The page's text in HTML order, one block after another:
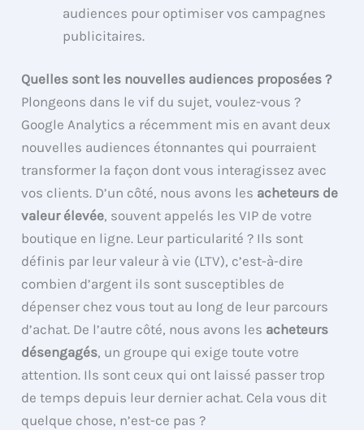
audiences pour optimiser vos campagnes
publicitaires.
Quelles sont les nouvelles audiences proposées ?
Plongeons dans le vif du sujet, voulez-vous ?
Google Analytics a récemment mis en avant deux
nouvelles audiences étonnantes qui pourraient
transformer la façon dont vous interagissez avec
vos clients. D’un côté, nous avons les acheteurs de
valeur élevée, souvent appelés les VIP de votre
boutique en ligne. Leur particularité ? Ils sont
définis par leur valeur à vie (LTV), c’est-à-dire
combien d’argent ils sont susceptibles de
dépenser chez vous tout au long de leur parcours
d’achat. De l’autre côté, nous avons les acheteurs
désengagés, un groupe qui exige toute votre
attention. Ils sont ceux qui ont laissé passer trop
de temps depuis leur dernier achat. Cela vous dit
quelque chose, n’est-ce pas ?